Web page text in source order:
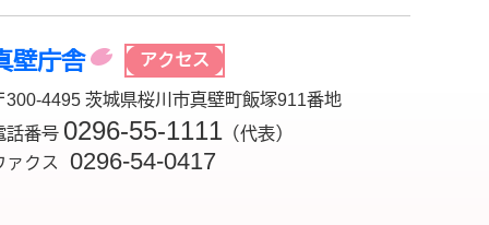
壁庁舎 アクセス
300-4495 茨城県桜川市真壁町飯塚911番地
話番号 0296-55-1111 （代表）
ァクス
0296-54-0417